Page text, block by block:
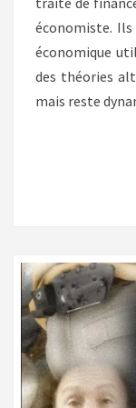
économiste.
économique
des théories
mais reste